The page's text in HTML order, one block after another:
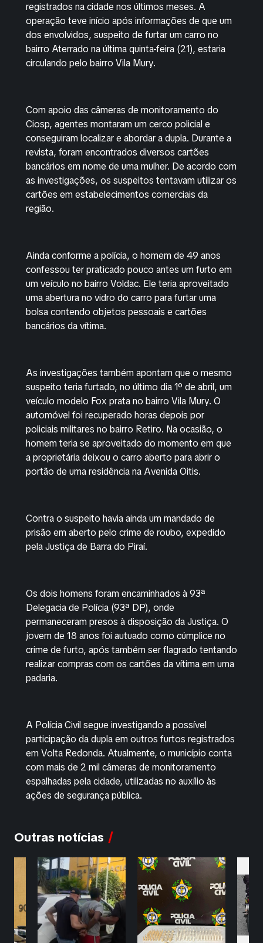
registrados na cidade nos últimos meses. A
operação teve início após informações de que um
dos envolvidos, suspeito de furtar um carro no
bairro Aterrado na última quinta-feira (21), estaria
circulando pelo bairro Vila Mury.
Com apoio das câmeras de monitoramento do
Ciosp, agentes montaram um cerco policial e
conseguiram localizar e abordar a dupla. Durante a
revista, foram encontrados diversos cartões
bancários em nome de uma mulher. De acordo com
as investigações, os suspeitos tentavam utilizar os
cartões em estabelecimentos comerciais da
região.
Ainda conforme a polícia, o homem de 49 anos
confessou ter praticado pouco antes um furto em
um veículo no bairro Voldac. Ele teria aproveitado
uma abertura no vidro do carro para furtar uma
bolsa contendo objetos pessoais e cartões
bancários da vítima.
As investigações também apontam que o mesmo
suspeito teria furtado, no último dia 1º de abril, um
veículo modelo Fox prata no bairro Vila Mury. O
automóvel foi recuperado horas depois por
policiais militares no bairro Retiro. Na ocasião, o
homem teria se aproveitado do momento em que
a proprietária deixou o carro aberto para abrir o
portão de uma residência na Avenida Oitis.
Contra o suspeito havia ainda um mandado de
prisão em aberto pelo crime de roubo, expedido
pela Justiça de Barra do Piraí.
Os dois homens foram encaminhados à 93ª
Delegacia de Polícia (93ª DP), onde
permaneceram presos à disposição da Justiça. O
jovem de 18 anos foi autuado como cúmplice no
crime de furto, após também ser flagrado tentando
realizar compras com os cartões da vítima em uma
padaria.
A Polícia Civil segue investigando a possível
participação da dupla em outros furtos registrados
em Volta Redonda. Atualmente, o município conta
com mais de 2 mil câmeras de monitoramento
espalhadas pela cidade, utilizadas no auxílio às
ações de segurança pública.
Outras notícias